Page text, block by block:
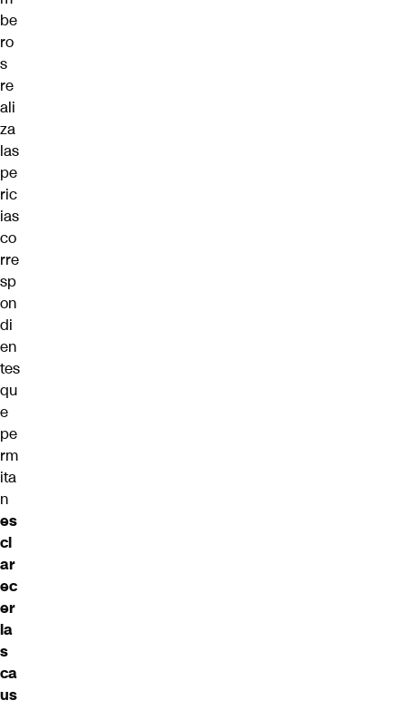
be
ro
s
re
ali
za
las
pe
ric
ias
co
rre
sp
on
di
en
tes
qu
e
pe
rm
ita
n
es
cl
ar
ec
er
la
s
ca
us